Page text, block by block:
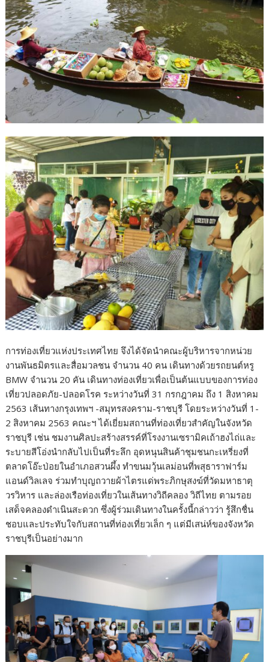
การท่องเที่ยวแห่งประเทศไทย จึงได้จัดนำคณะผู้บริหารจากหน่วย
งานพันธมิตรและสื่อมวลชน จำนวน 40 คน เดินทางด้วยรถยนต์หรู
BMW จำนวน 20 คัน เดินทางท่องเที่ยวเพื่อเป็นต้นแบบของการท่อง
เที่ยวปลอดภัย-ปลอดโรค ระหว่างวันที่ 31 กรกฎาคม ถึง 1 สิงหาคม
2563 เส้นทางกรุงเทพฯ -สมุทรสงคราม-ราชบุรี โดยระหว่างวันที่ 1-
2 สิงหาคม 2563 คณะฯ ได้เยี่ยมสถานที่ท่องเที่ยวสำคัญในจังหวัด
ราชบุรี เช่น ชมงานศิลปะสร้างสรรค์ที่โรงงานเซรามิคเถ้าฮงไถ่และ
ระบายสีโอ่งนำกลับไปเป็นที่ระลึก อุดหนุนสินค้าชุมชนกะเหรี่ยงที่
ตลาดโอ๊ะป่อยในอำเภอสวนผึ้ง ทำขนมวุ้นเลม่อนที่พสุธาราฟาร์ม
แอนด์วิลเลจ ร่วมทำบุญถวายผ้าไตรแด่พระภิกษุสงฆ์ที่วัดมหาธาตุ
วรวิหาร และล่องเรือท่องเที่ยวในเส้นทางวิถีคลอง วิถีไทย ตามรอย
เสด็จคลองดำเนินสะดวก ซึ่งผู้ร่วมเดินทางในครั้งนี้กล่าวว่า รู้สึกชื่น
ชอบและประทับใจกับสถานที่ท่องเที่ยวเล็ก ๆ แต่มีเสน่ห์ของจังหวัด
ราชบุรีเป็นอย่างมาก